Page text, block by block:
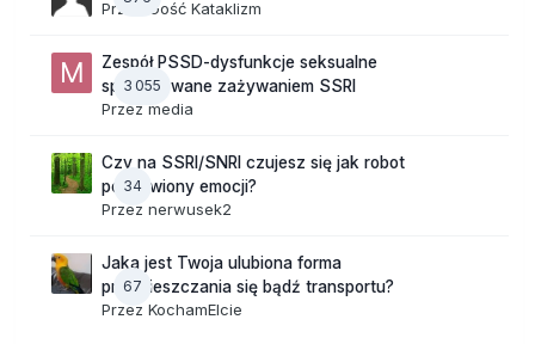
Przez Gość Kataklizm
3 055
Zespół PSSD-dysfunkcje seksualne
spowodowane zażywaniem SSRI
Przez media
34
Czy na SSRI/SNRI czujesz się jak robot
pozbawiony emocji?
Przez nerwusek2
67
Jaka jest Twoja ulubiona forma
przemieszczania się bądź transportu?
Przez KochamElcie